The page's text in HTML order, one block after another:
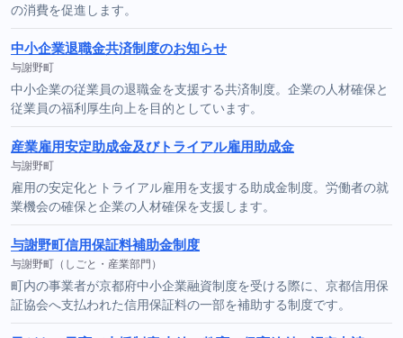
の消費を促進します。
中小企業退職金共済制度のお知らせ
与謝野町
中小企業の従業員の退職金を支援する共済制度。企業の人材確保と
従業員の福利厚生向上を目的としています。
産業雇用安定助成金及びトライアル雇用助成金
与謝野町
雇用の安定化とトライアル雇用を支援する助成金制度。労働者の就
業機会の確保と企業の人材確保を支援します。
与謝野町信用保証料補助金制度
与謝野町（しごと・産業部門）
町内の事業者が京都府中小企業融資制度を受ける際に、京都信用保
証協会へ支払われた信用保証料の一部を補助する制度です。